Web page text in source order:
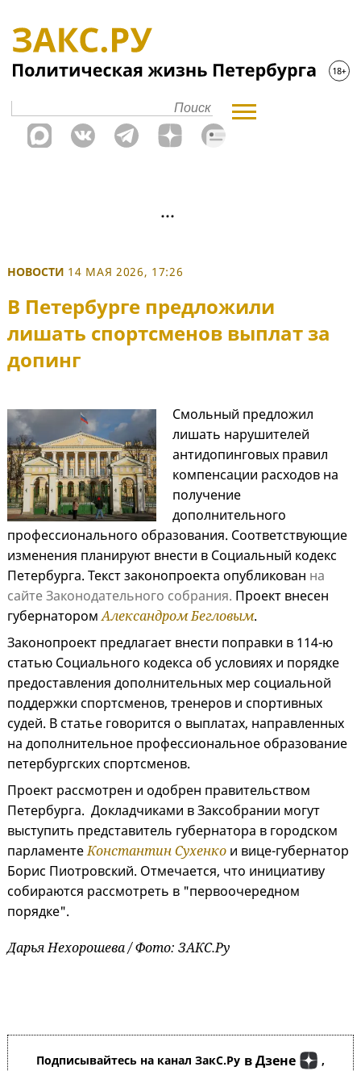
НОВОСТИ 14 МАЯ 2026, 17:26
В Петербурге предложили
лишать спортсменов выплат за
допинг
Смольный предложил
лишать нарушителей
антидопинговых правил
компенсации расходов на
получение
дополнительного
профессионального образования. Соответствующие
изменения планируют внести в Социальный кодекс
Петербурга. Текст законопроекта опубликован на
сайте Законодательного собрания. Проект внесен
губернаторомАлександром Бегловым.
Законопроект предлагает внести поправки в 114-ю
статью Социального кодекса об условиях и порядке
предоставления дополнительных мер социальной
поддержки спортсменов, тренеров и спортивных
судей. В статье говорится о выплатах, направленных
на дополнительное профессиональное образование
петербургских спортсменов.
Проект рассмотрен и одобрен правительством
Петербурга. Докладчиками в Заксобрании могут
выступить представитель губернатора в городском
парламентеКонстантин Сухенко и вице-губернатор
Борис Пиотровский. Отмечается, что инициативу
собираются рассмотреть в "первоочередном
порядке".
Дарья Нехорошева / Фото: ЗАКС.Ру
Подписывайтесь на канал ЗакС.Ру в Дзене ,